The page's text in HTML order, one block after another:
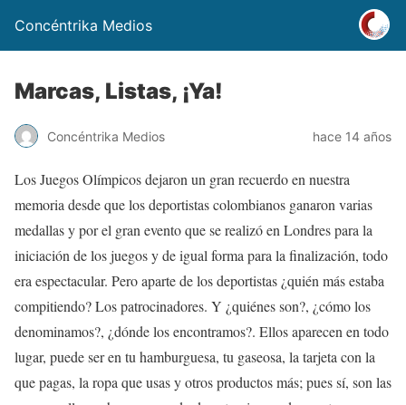
Concéntrika Medios
Marcas, Listas, ¡Ya!
Concéntrika Medios hace 14 años
Los Juegos Olímpicos dejaron un gran recuerdo en nuestra
memoria desde que los deportistas colombianos ganaron varias
medallas y por el gran evento que se realizó en Londres para la
iniciación de los juegos y de igual forma para la finalización, todo
era espectacular. Pero aparte de los deportistas ¿quién más estaba
compitiendo? Los patrocinadores. Y ¿quiénes son?, ¿cómo los
denominamos?, ¿dónde los encontramos?. Ellos aparecen en todo
lugar, puede ser en tu hamburguesa, tu gaseosa, la tarjeta con la
que pagas, la ropa que usas y otros productos más; pues sí, son las